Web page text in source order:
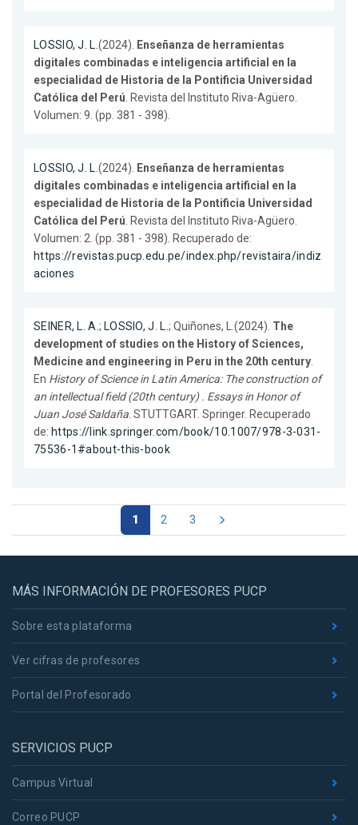
LOSSIO, J. L.(2024). Enseñanza de herramientas
digitales combinadas e inteligencia artificial en la
especialidad de Historia de la Pontificia Universidad
Católica del Perú. Revista del Instituto Riva-Agüero.
Volumen: 9. (pp. 381 - 398).
LOSSIO, J. L.(2024). Enseñanza de herramientas
digitales combinadas e inteligencia artificial en la
especialidad de Historia de la Pontificia Universidad
Católica del Perú. Revista del Instituto Riva-Agüero.
Volumen: 2. (pp. 381 - 398). Recuperado de:
https://revistas.pucp.edu.pe/index.php/revistaira/indiz
aciones
SEINER, L. A.; LOSSIO, J. L.; Quiñones, L.(2024). The
development of studies on the History of Sciences,
Medicine and engineering in Peru in the 20th century.
En History of Science in Latin America: The construction of
an intellectual field (20th century) . Essays in Honor of
Juan José Saldaña. STUTTGART. Springer. Recuperado
de: https://link.springer.com/book/10.1007/978-3-031-
75536-1#about-this-book
1 2 3
MÁS INFORMACIÓN DE PROFESORES PUCP
Sobre esta plataforma
Ver cifras de profesores
Portal del Profesorado
SERVICIOS PUCP
Campus Virtual
Correo PUCP